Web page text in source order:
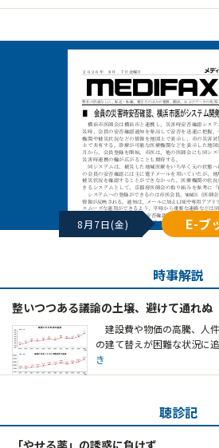
8月7日(金) E-ブ
時事解説
整いつつある議論の土壌、避けて通れぬ
建設費や物価の高騰、人
の建て替えが困難な状況に
き
聴診記
「やせる薬」の誘惑に負けず